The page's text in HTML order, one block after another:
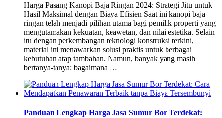
Harga Pasang Kanopi Baja Ringan 2024: Strategi Jitu untuk
Hasil Maksimal dengan Biaya Efisien Saat ini kanopi baja
ringan telah menjadi pilihan utama bagi pemilik properti yang
mengutamakan kekuatan, keawetan, dan nilai estetika. Selain
itu dengan perkembangan teknologi konstruksi terkini,
material ini menawarkan solusi praktis untuk berbagai
kebutuhan atap tambahan. Namun, banyak yang masih
bertanya-tanya: bagaimana …
Panduan Lengkap Harga Jasa Sumur Bor Terdekat: